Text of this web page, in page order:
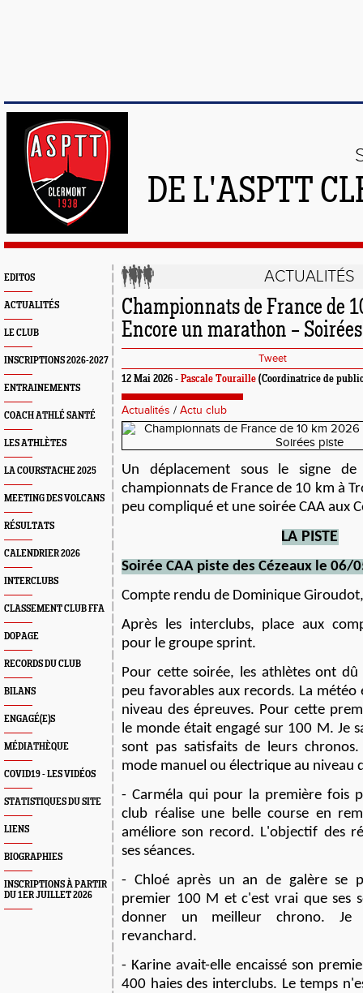
DE L'ASPTT
EDITOS
ACTUALITÉS
LE CLUB
INSCRIPTIONS 2026-2027
ENTRAINEMENTS
COACH ATHLÉ SANTÉ
LES ATHLÈTES
LA COURSTACHE 2025
MEETING DES VOLCANS
RÉSULTATS
CALENDRIER 2026
INTERCLUBS
CLASSEMENT CLUB FFA
DOPAGE
RECORDS DU CLUB
BILANS
ENGAGÉ(E)S
MÉDIATHÈQUE
COVID19 - LES VIDÉOS
STATISTIQUES DU SITE
LIENS
BIOGRAPHIES
INSCRIPTIONS À PARTIR
DU 1ER JUILLET 2026
ACTUALITÉS
Championnats de France de
Encore un marathon –
Tweet
12 Mai 2026 - Pascale Touraille (Coordinatrice de
Actualités / Actu club
Un déplacement sous le signe
championnats de France de 10 km à
peu compliqué et une soirée CAA aux
LA PISTE
Soirée CAA piste des Cézeaux le 06/
Compte rendu de Dominique
Après les interclubs, place aux
pour le groupe sprint.
Pour cette soirée, les athlètes ont dû
peu favorables aux records. La
niveau des épreuves. Pour cette
le monde était engagé sur 100 M. Je
sont pas satisfaits de leurs chronos.
mode manuel ou électrique au niveau
- Carméla qui pour la première fois
club réalise une belle course en
améliore son record. L'objectif des
ses séances.
- Chloé après un an de galère se
premier 100 M et c'est vrai que ses
donner un meilleur chrono. Je
revanchard.
- Karine avait-elle encaissé son
400 haies des interclubs. Le temps